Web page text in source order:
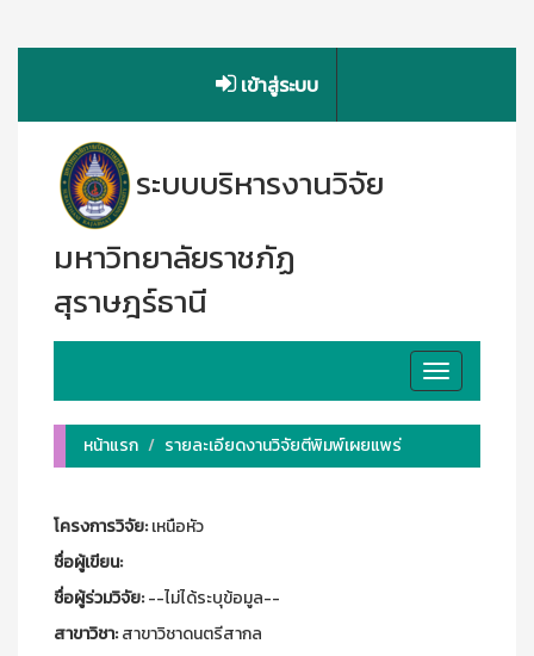
เข้าสู่ระบบ
ระบบบริหารงานวิจัย
มหาวิทยาลัยราชภัฏ
สุราษฎร์ธานี
Toggle
navigation
หน้าแรก
รายละเอียดงานวิจัยตีพิมพ์เผยแพร่
โครงการวิจัย:เหนือหัว
ชื่อผู้เขียน:
ชื่อผู้ร่วมวิจัย:--ไม่ได้ระบุข้อมูล--
สาขาวิชา:สาขาวิชาดนตรีสากล